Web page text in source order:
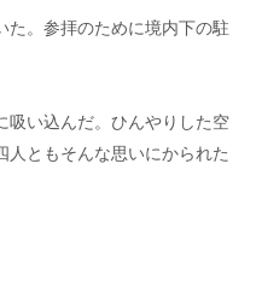
。参拝のために境内下の駐
吸い込んだ。ひんやりした空
ともそんな思いにかられた